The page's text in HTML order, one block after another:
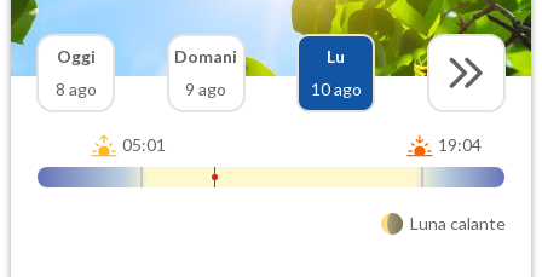
Oggi
8 ago
Domani
9 ago
Lu
10 ago
05:01 19:04
Luna calante